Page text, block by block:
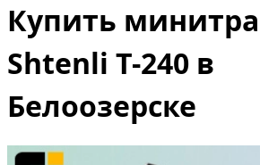
Купить
Shtenli T-240 в
Белоозерске